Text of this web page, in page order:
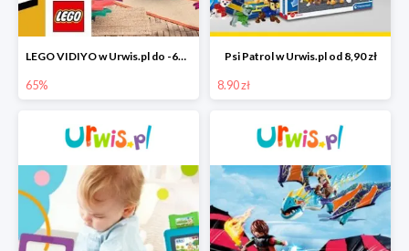
LEGO VIDIYO w Urwis.pl do -65%
65%
Psi Patrol w Urwis.pl od 8,90 zł
8.90 zł